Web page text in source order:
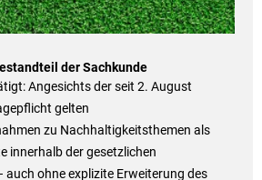
der Sachkunde
Angesichts der seit 2. August
gelten
zu Nachhaltigkeitsthemen als
innerhalb der gesetzlichen
ohne explizite Erweiterung des